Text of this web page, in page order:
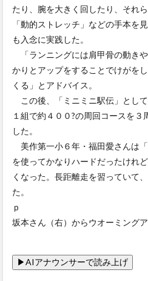
たり、腕を大きく回したり、それ
「動的ストレッチ」などの手本を
も入念に実践した。
「ランニングには肩甲骨の動き
かりとアップをすることでけがを
くる」とアドバイス。
この後、「ミニミニ駅伝」とし
１組で約４００?の周回コースを
した。
美作第一小６年・福田愛さんは
を使ってかなりハードだったけれ
くなった。長距離走を習っていて
た。
ｐ
坂本さん（右）からウオーミング